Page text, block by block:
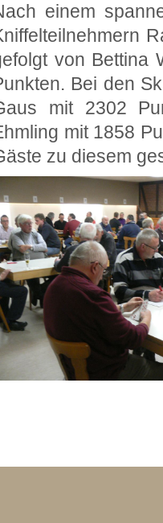
einem
von Bettina
Bei den
mit 2302
mit 1858
zu diesem